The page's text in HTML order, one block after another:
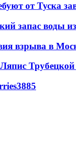
от Туска
запас воды
взрыва в
3885